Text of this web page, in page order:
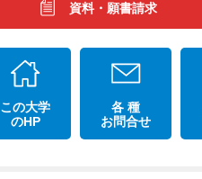
資料・願書請求
この大学
のHP
各 種
お問合せ